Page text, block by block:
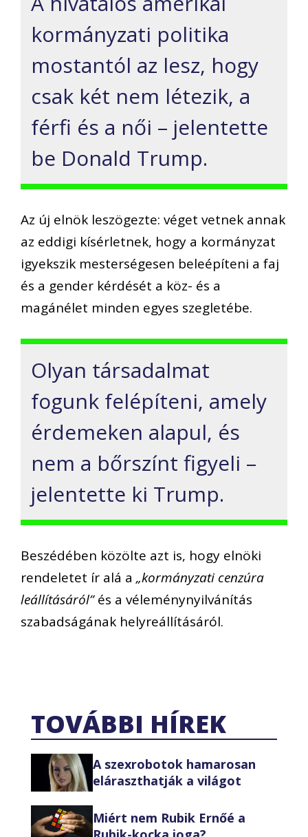
kormányzati politika
mostantól az lesz, hogy
csak két nem létezik, a
férfi és a női – jelentette
be Donald Trump.
Az új elnök leszögezte: véget vetnek annak
az eddigi kísérletnek, hogy a kormányzat
igyekszik mesterségesen beleépíteni a faj
és a gender kérdését a köz- és a
magánélet minden egyes szegletébe.
Olyan társadalmat
fogunk felépíteni, amely
érdemeken alapul, és
nem a bőrszínt figyeli –
jelentette ki Trump.
Beszédében közölte azt is, hogy elnöki
rendeletet ír alá a„kormányzati cenzúra
leállításáról”és a véleménynyilvánítás
szabadságának helyreállításáról.
TOVÁBBI HÍREK
A szexrobotok hamarosan
eláraszthatják a világot
Miért nem Rubik Ernőé a